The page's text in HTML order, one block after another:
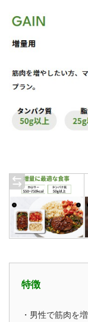
特徴
・男性で筋肉を